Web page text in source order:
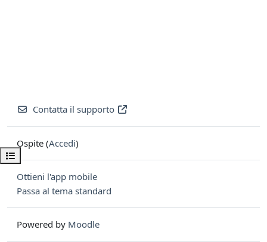
Apri indice del corso
Contatta il supporto
Ospite (Accedi)
Ottieni l'app mobile
Passa al tema standard
Powered by Moodle